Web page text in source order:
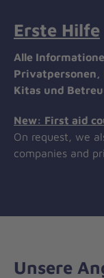
Erste Hilfe
Alle
Privatpersonen,
Kitas und
New: First aid
On request, we
companies and
Unsere